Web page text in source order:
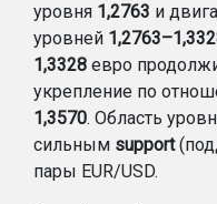
уровня 1,2763 и
уровней
1,3328 евро
укрепление по
1,3570. Область
сильным support
пары EUR/USD.